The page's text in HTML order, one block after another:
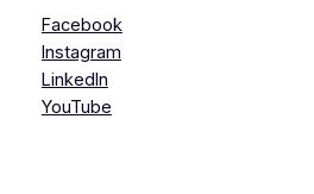
Facebook
Instagram
LinkedIn
YouTube